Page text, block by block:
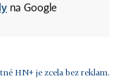
na Google
HN+ je zcela bez reklam.